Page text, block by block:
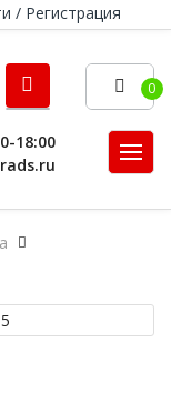
/ Регистрация
0
18:00